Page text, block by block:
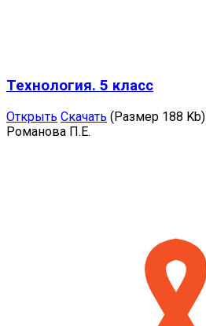
Технология. 5 класс
Открыть Скачать (Размер 188 Kb)
Романова П.Е.